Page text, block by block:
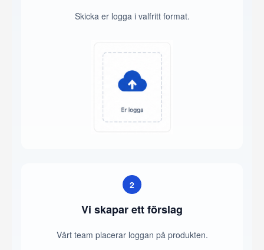
Skicka er logga i valfritt format.
2
Vi skapar ett förslag
Vårt team placerar loggan på produkten.